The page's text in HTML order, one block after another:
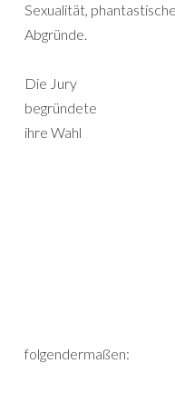
Sexualität,
Abgründe.
Die Jury
begründete
ihre Wahl
folgendermaßen: